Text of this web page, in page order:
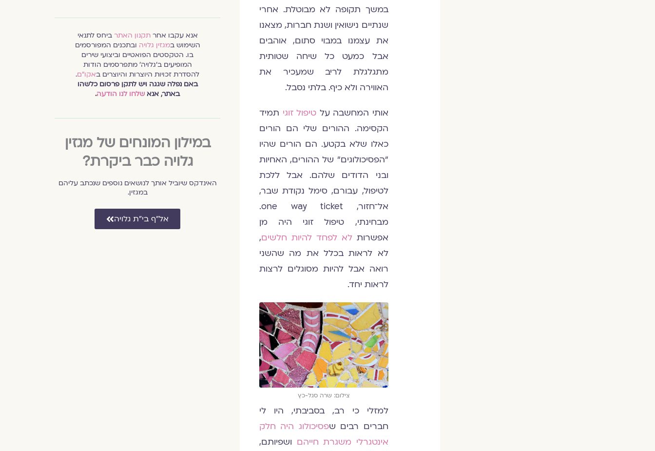
במשך תקופה לא מבוטלת. אחרי
שנתיים נישואין ושנת חברות, מצאנו
את עצמנו במבוי סתום, אוהבים
אבל כמעט כל שיחה שטותית
מתגלגלת לריב שמעכיר את
האווירה ולא כיף. בלתי נסבל.
אותי המחשבה על טיפול זוגי תמיד
הקסימה. ההורים שלי הם הורים
כאלו שלא בקטע. הם הורים שהיו
"הפסיכולוגים" של ההורים, האחיות
ובני הדודים שלהם. אבל ללכת
לטיפול, עבורם, סימל נקודת שבר,
אל־חזור, one way ticket.
מבחינתי, טיפול זוגי היה מן
אפשרותלא לפחד להיות חלשים,
לא לראות בכלל את מה שהשני
רואה אבל להיות מסוגלים לרצות
לראות יחד.
צילום: שרה סגל-כץ
למזלי כי רב, בסביבתי, היו לי
חברים רבים שפסיכולוג היה חלק
אינטגרלי משגרת חייהם ושפיותם,
אנא עקבו אחרתקנון האתר ביחס לתנאי
השימוש במגזין גלויה ובתכנים המפורסמים
בו. הטקסטים הפואטיים וביצועי שירים
המופיעים ב׳גלויה׳ מתפרסמים הודות
להסדרת זכויות היוצרות והיוצרים באקו״ם.
באם נפלה שגגה ויש לתקן פרסום כלשהו
באתר, אנא שלחו לנו הודעה.
במילון המונחים של מגזין
גלויה כבר ביקרת?
האינדקס שיוביל אותך לנושאים נוספים שנכתב עליהם
במגזין.
אל״ף בי״ת גלויה